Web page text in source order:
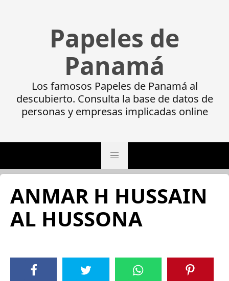
Papeles de
Panamá
Los famosos Papeles de Panamá al
descubierto. Consulta la base de datos de
personas y empresas implicadas online
ANMAR H HUSSAIN
AL HUSSONA